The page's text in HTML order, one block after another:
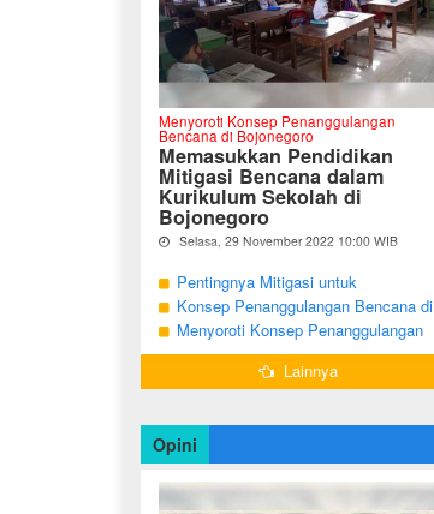
Menyoroti Konsep Penanggulangan
Bencana di Bojonegoro
Memasukkan Pendidikan
Mitigasi Bencana dalam
Kurikulum Sekolah di
Bojonegoro
Selasa, 29 November 2022 10:00 WIB
"Berdasarkan Undang-undang Nomor 24
Tahun 2007, tentang Penanggulangan
Bencana, Pemerintah dan Pemerintah
Daerah menjadi penanggung jawab
dalam penyelenggaraan
penanggulangan bencana. ...
Pentingnya Mitigasi untuk
Mengurangi Risiko Bencana di
Bojonegoro
Konsep Penanggulangan Bencana di
Bojonegoro Masih Mengutamakan
Tanggap Darurat
Menyoroti Konsep Penanggulangan
Bencana di Kabupaten Bojonegoro
Lainnya
Opini